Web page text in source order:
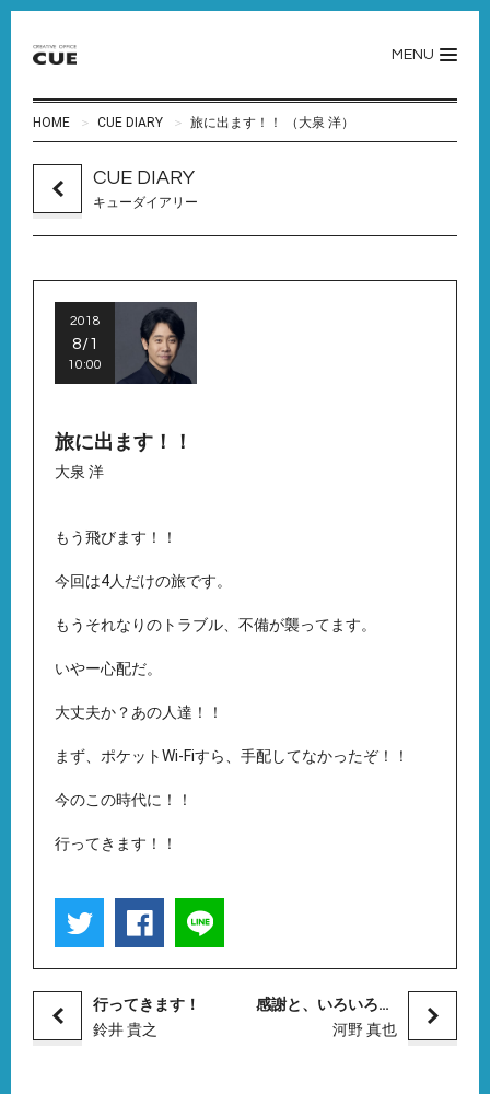
MENU
HOME CUE DIARY 旅に出ます！！ （大泉 洋）
CUE DIARY
キューダイアリー
2018
8/1
10:00
旅に出ます！！
大泉 洋
もう飛びます！！
今回は4人だけの旅です。
もうそれなりのトラブル、不備が襲ってます。
いやー心配だ。
大丈夫か？あの人達！！
まず、ポケットWi-Fiすら、手配してなかったぞ！！
今のこの時代に！！
行ってきます！！
行ってきます！
鈴井 貴之
感謝と、いろいろなこと
河野 真也